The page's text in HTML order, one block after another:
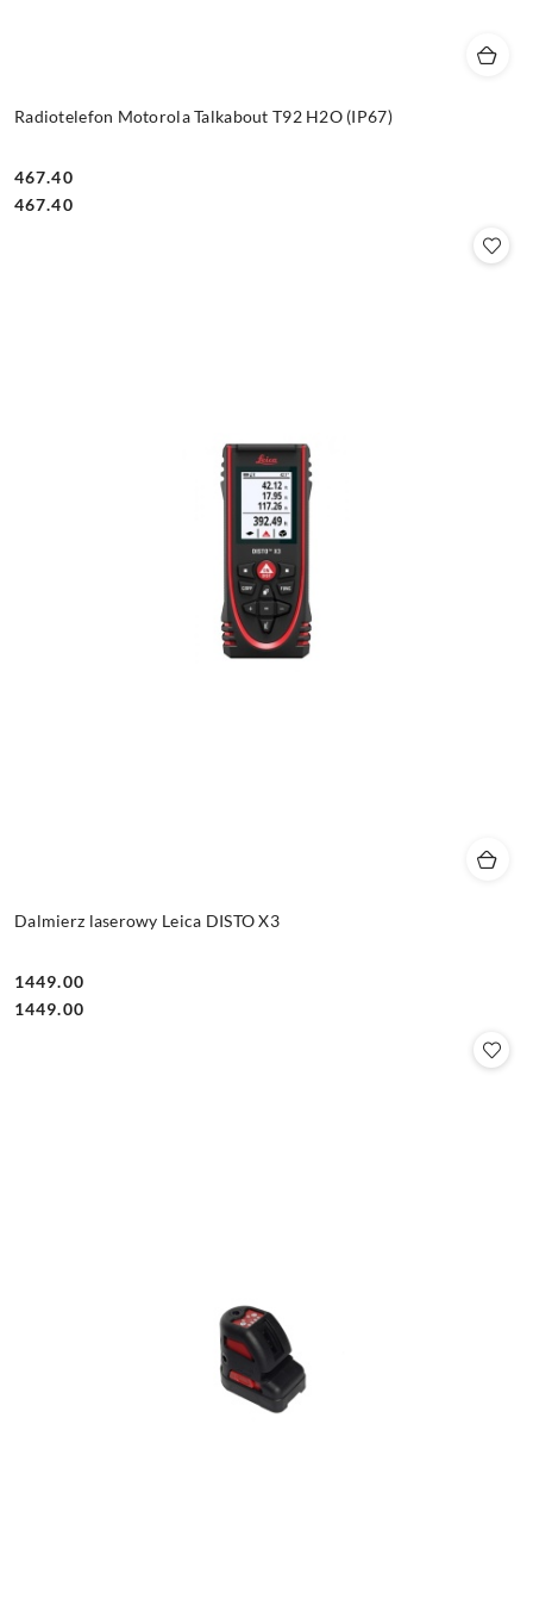
Radiotelefon Motorola Talkabout T92 H2O (IP67)
Cena:
467.40
Cena:
467.40
Dalmierz laserowy Leica DISTO X3
Cena:
1449.00
Cena:
1449.00